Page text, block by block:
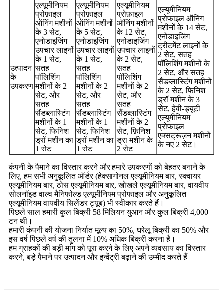
उत्पादन
के
उपकरण
एल्यूमीनियम
प्रोफ़ाइल
ऑनिंग मशीनों
के 3 सेट,
एनोडाइजिंग
उपचार लाइनों
के 1 सेट,
सतह
पॉलिशिंग
मशीनों के 2
सेट, और
सतह
सैंडब्लास्टिंग
मशीनों के 1
सेट, फिनिश
ड्रॉ मशीन का
1 सेट
एल्यूमीनियम
प्रोफ़ाइल
ऑनिंग मशीनों
के 5 सेट,
एनोडाइजिंग
उपचार लाइनों
के 1 सेट,
सतह
पॉलिशिंग
मशीनों के 2
सेट, और
सतह
सैंडब्लास्टिंग
मशीनों के 1
सेट, फिनिश
ड्रॉ मशीन का
1 सेट
एल्यूमीनियम
प्रोफ़ाइल
ऑनिंग मशीनों
के 12 सेट,
एनोडाइजिंग
उपचार लाइनों
के 2 सेट,
सतह
पॉलिशिंग
मशीनों के 2
सेट, और
सतह
सैंडब्लास्टिंग
मशीनों के 2
सेट, फ़िनिश
ड्रा मशीन के
2 सेट
एल्यूमीनियम
प्रोफाइल ऑनिंग
मशीनों के 14 सेट,
एनोडाइजिंग
ट्रीटमेंट लाइनों के
2 सेट, सतह
पॉलिशिंग मशीनों के
2 सेट, और सतह
सैंडब्लास्टिंग मशीनों
के 2 सेट, फिनिश
ड्रॉ मशीन के 3
सेट, हेवी-ड्यूटी
एल्यूमीनियम
प्रोफाइल
एक्सट्रूज़न मशीनों
के नए 2 सेट।
कंपनी के पैमाने का विस्तार करने और हमारे उपकरणों को बेहतर बनाने के
लिए, हम सभी अनुकूलित ऑर्डर (हेक्सागोनल एल्यूमीनियम बार, स्क्वायर
एल्यूमीनियम बार, ठोस एल्यूमीनियम बार, खोखले एल्यूमीनियम बार, वायवीय
सोलनॉइड वाल्व मैनिफोल्ड एल्यूमीनियम प्रोफाइल और अनुकूलित
एल्यूमीनियम वायवीय सिलेंडर ट्यूब) भी स्वीकार करते हैं।
पिछले साल हमारी कुल बिक्री 58 मिलियन युआन और कुल बिक्री 4,000
टन थी।
हमारी कंपनी की योजना निर्यात मूल्य का 50%, घरेलू बिक्री का 50% और
इस वर्ष पिछले वर्ष की तुलना में 10% अधिक बिक्री करना है।
हम ग्राहकों की बड़ी मांग को पूरा करने के लिए अपने व्यवसाय का विस्तार
करने, बड़े पैमाने पर उत्पादन और इन्वेंट्री बढ़ाने की उम्मीद करते हैं